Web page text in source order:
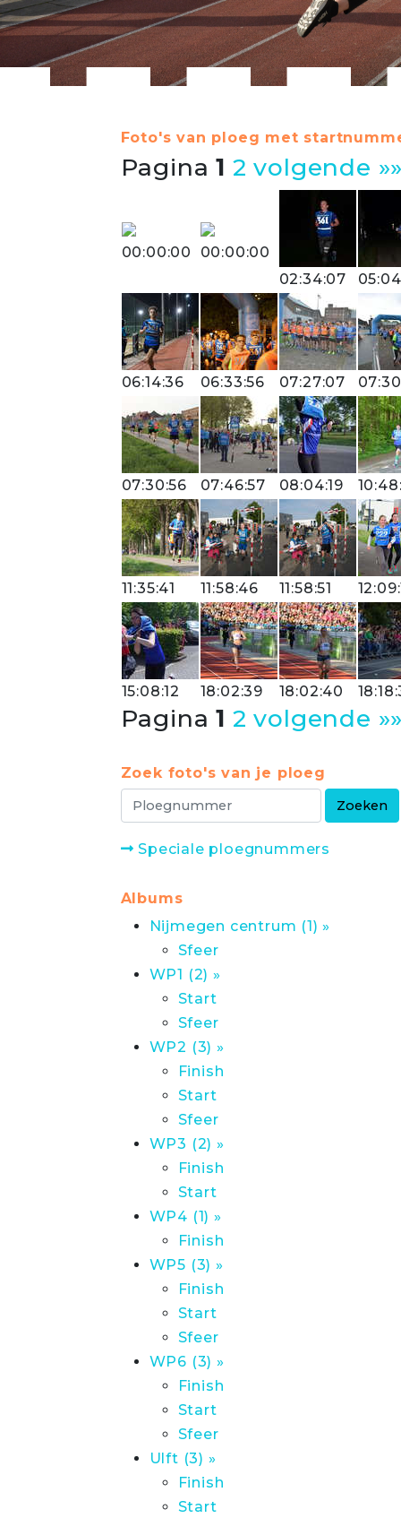
Foto's van ploeg met
Pagina1 2 volgende
00:00:00
00:00:00
02:34:07
06:14:36 06:33:56 07:27:07
07:30:56 07:46:57 08:04:19
11:35:41 11:58:46 11:58:51
15:08:12 18:02:39 18:02:40
Pagina1 2 volgende
Zoek foto's van je ploeg
Speciale ploegnummers
Albums
Nijmegen centrum (1) »
Sfeer
WP1 (2) »
Start
Sfeer
WP2 (3) »
Finish
Start
Sfeer
WP3 (2) »
Finish
Start
WP4 (1) »
Finish
WP5 (3) »
Finish
Start
Sfeer
WP6 (3) »
Finish
Start
Sfeer
Ulft (3) »
Finish
Start